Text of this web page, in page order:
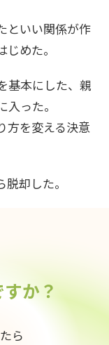
といい関係が作
めた。
基本にした、親
った。
方を変える決意
脱却した。
か？
ら